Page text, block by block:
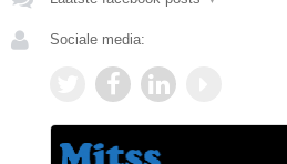
Sociale media: